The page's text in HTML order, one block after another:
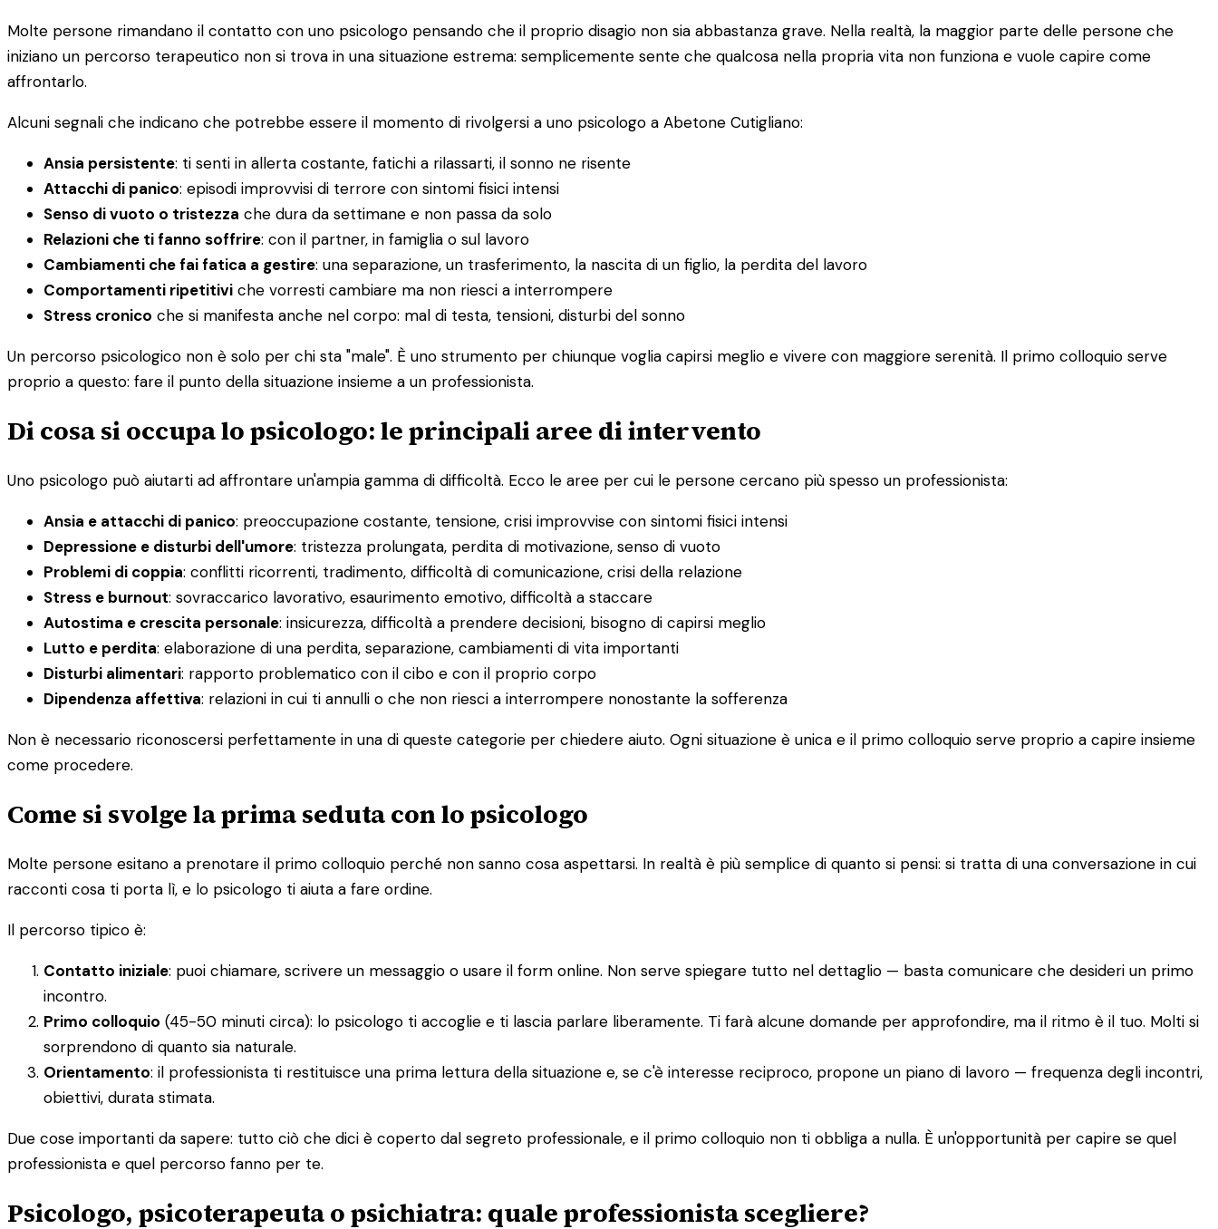
Molte persone rimandano il contatto con uno psicologo pensando che il proprio disagio non sia abbastanza grave. Nella realtà, la maggior parte delle persone che
iniziano un percorso terapeutico non si trova in una situazione estrema: semplicemente sente che qualcosa nella propria vita non funziona e vuole capire come
affrontarlo.
Alcuni segnali che indicano che potrebbe essere il momento di rivolgersi a uno psicologo a Abetone Cutigliano:
Ansia persistente: ti senti in allerta costante, fatichi a rilassarti, il sonno ne risente
Attacchi di panico: episodi improvvisi di terrore con sintomi fisici intensi
Senso di vuoto o tristezza che dura da settimane e non passa da solo
Relazioni che ti fanno soffrire: con il partner, in famiglia o sul lavoro
Cambiamenti che fai fatica a gestire: una separazione, un trasferimento, la nascita di un figlio, la perdita del lavoro
Comportamenti ripetitivi che vorresti cambiare ma non riesci a interrompere
Stress cronico che si manifesta anche nel corpo: mal di testa, tensioni, disturbi del sonno
Un percorso psicologico non è solo per chi sta "male". È uno strumento per chiunque voglia capirsi meglio e vivere con maggiore serenità. Il primo colloquio serve
proprio a questo: fare il punto della situazione insieme a un professionista.
Di cosa si occupa lo psicologo: le principali aree di intervento
Uno psicologo può aiutarti ad affrontare un'ampia gamma di difficoltà. Ecco le aree per cui le persone cercano più spesso un professionista:
Ansia e attacchi di panico: preoccupazione costante, tensione, crisi improvvise con sintomi fisici intensi
Depressione e disturbi dell'umore: tristezza prolungata, perdita di motivazione, senso di vuoto
Problemi di coppia: conflitti ricorrenti, tradimento, difficoltà di comunicazione, crisi della relazione
Stress e burnout: sovraccarico lavorativo, esaurimento emotivo, difficoltà a staccare
Autostima e crescita personale: insicurezza, difficoltà a prendere decisioni, bisogno di capirsi meglio
Lutto e perdita: elaborazione di una perdita, separazione, cambiamenti di vita importanti
Disturbi alimentari: rapporto problematico con il cibo e con il proprio corpo
Dipendenza affettiva: relazioni in cui ti annulli o che non riesci a interrompere nonostante la sofferenza
Non è necessario riconoscersi perfettamente in una di queste categorie per chiedere aiuto. Ogni situazione è unica e il primo colloquio serve proprio a capire insieme
come procedere.
Come si svolge la prima seduta con lo psicologo
Molte persone esitano a prenotare il primo colloquio perché non sanno cosa aspettarsi. In realtà è più semplice di quanto si pensi: si tratta di una conversazione in cui
racconti cosa ti porta lì, e lo psicologo ti aiuta a fare ordine.
Il percorso tipico è:
Contatto iniziale: puoi chiamare, scrivere un messaggio o usare il form online. Non serve spiegare tutto nel dettaglio — basta comunicare che desideri un primo
incontro.
Primo colloquio (45-50 minuti circa): lo psicologo ti accoglie e ti lascia parlare liberamente. Ti farà alcune domande per approfondire, ma il ritmo è il tuo. Molti si
sorprendono di quanto sia naturale.
Orientamento: il professionista ti restituisce una prima lettura della situazione e, se c'è interesse reciproco, propone un piano di lavoro — frequenza degli incontri,
obiettivi, durata stimata.
Due cose importanti da sapere: tutto ciò che dici è coperto dal segreto professionale, e il primo colloquio non ti obbliga a nulla. È un'opportunità per capire se quel
professionista e quel percorso fanno per te.
Psicologo, psicoterapeuta o psichiatra: quale professionista scegliere?